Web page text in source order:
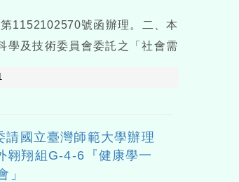
1152102570號函辦理。二、本
學及技術委員會委託之「社會需
國立臺灣師範大學辦理
翱翔組G-4-6『健康學一
」